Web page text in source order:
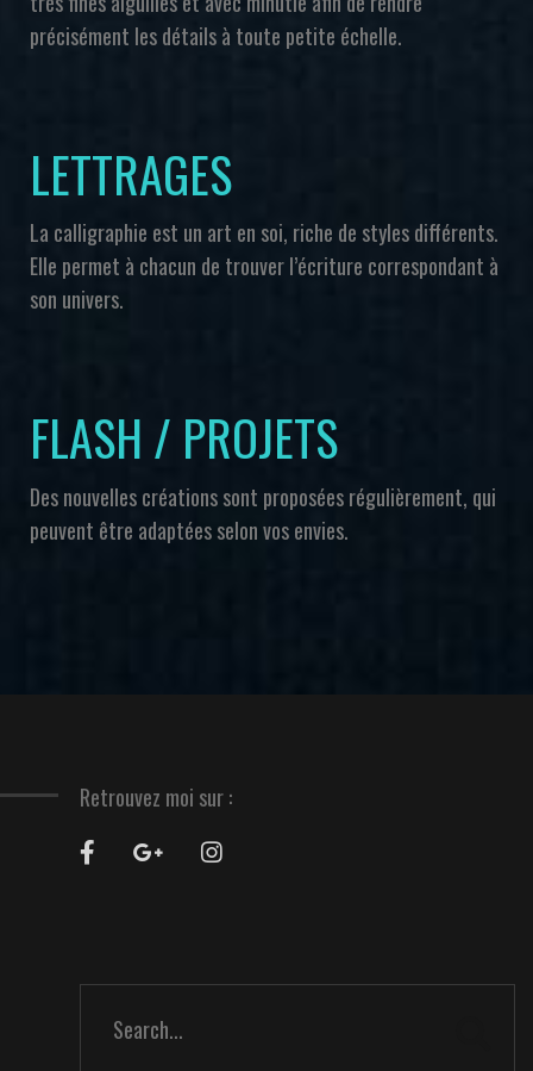
précisément les détails à toute petite échelle.
LETTRAGES
La calligraphie est un art en soi, riche de styles différents.
Elle permet à chacun de trouver l’écriture correspondant à
son univers.
FLASH / PROJETS
Des nouvelles créations sont proposées régulièrement, qui
peuvent être adaptées selon vos envies.
Retrouvez moi sur :